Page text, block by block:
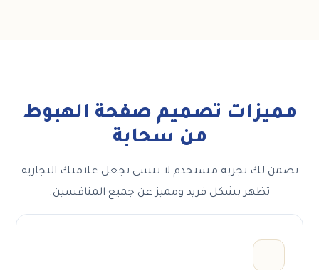
تصميم صفحة الهبوط
من سحابة
لك تجربة مستخدم لا تنسى تجعل علامتك التجارية
تظهر بشكل فريد ومميز عن جميع المنافسين.